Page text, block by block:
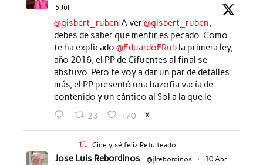
5 Jul
@gisbert_ruben A ver@gisbert_ruben,
debes de saber que mentir es pecado. Como
te ha explicado @EduardoFRubla primera ley,
año 2016, el PP de Cifuentes al final se
abstuvo. Pero te voy a dar un par de detalles
más, el PP presentó una bazofia vacía de
contenido y un cántico al Sol a la que le
23 170 X
Cine y sé feliz Retuiteado
Jose Luis Rebordinos @jlrebordinos · 10 Abr